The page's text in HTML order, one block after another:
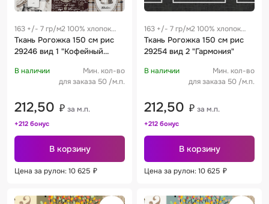
163 +/- 7 гр/м2 100% хлопок
0.25 м
Ткань Рогожка 150 см рис
29246 вид 1 "Кофейный
В наличии
Мин. кол-во
для заказа 50 /м.п.
212,50 ₽ за м.п.
+212 бонус
В корзину
Цена за рулон: 10 625 ₽
163 +/- 7 гр/м2 100% хлопок
0.25 м
Ткань Рогожка 150 см рис
29254 вид 2 "Гармония"
В наличии
Мин. кол-во
для заказа 50 /м.п.
212,50 ₽ за м.п.
+212 бонус
В корзину
Цена за рулон: 10 625 ₽